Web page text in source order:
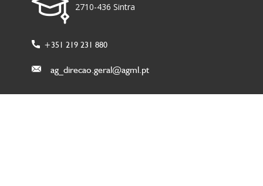
2710-436 Sintra
+351 219 231 880
ag_direcao.geral@agml.pt